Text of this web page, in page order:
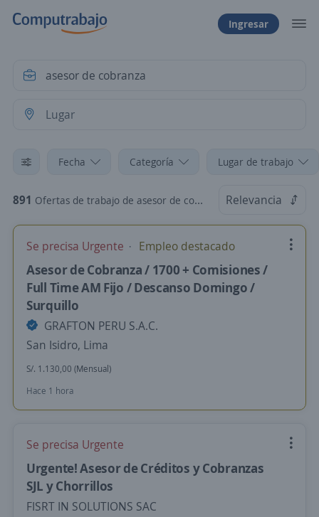
Ingresar
Fecha Categoría Lugar de trabajo
891 Ofertas de trabajo de asesor de cobranza Relevancia
Se precisa Urgente Empleo destacado
Asesor de Cobranza / 1700 + Comisiones /
Full Time AM Fijo / Descanso Domingo /
Surquillo
GRAFTON PERU S.A.C.
San Isidro, Lima
S/. 1.130,00 (Mensual)
Hace 1 hora
Se precisa Urgente
Urgente! Asesor de Créditos y Cobranzas
SJL y Chorrillos
FISRT IN SOLUTIONS SAC